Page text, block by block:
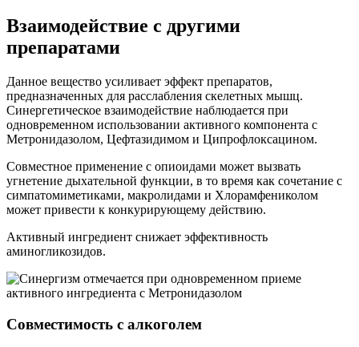
Взаимодействие с другими
препаратами
Данное вещество усиливает эффект препаратов,
предназначенных для расслабления скелетных мышц.
Синергетическое взаимодействие наблюдается при
одновременном использовании активного компонента с
Метронидазолом, Цефтазидимом и Ципрофлоксацином.
Совместное применение с опиоидами может вызвать
угнетение дыхательной функции, в то время как сочетание с
симпатомиметиками, макролидами и Хлорамфениколом
может привести к конкурирующему действию.
Активный ингредиент снижает эффективность
аминогликозидов.
Совместимость с алкоголем